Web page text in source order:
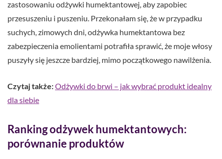
zastosowaniu odżywki humektantowej, aby zapobiec
przesuszeniu i puszeniu. Przekonałam się, że w przypadku
suchych, zimowych dni, odżywka humektantowa bez
zabezpieczenia emolientami potrafiła sprawić, że moje włosy
puszyły się jeszcze bardziej, mimo początkowego nawilżenia.
Czytaj także:Odżywki do brwi – jak wybrać produkt idealny
dla siebie
Ranking odżywek humektantowych:
porównanie produktów